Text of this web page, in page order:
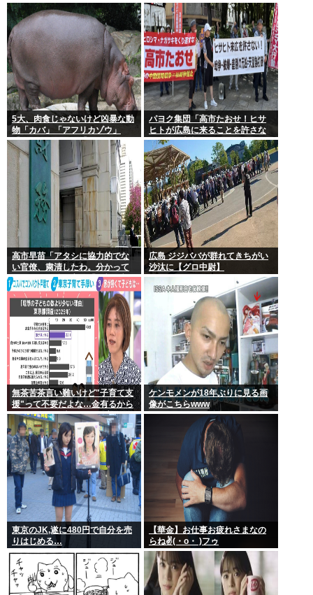
存在する理由 えずオ●ニーしてきた
5大、肉食じゃないけど凶暴な動
物「カバ」「アフリカゾウ」
「バッファロー」「コーカサス
オオカブト」
パヨク集団「高市たおせ！ヒサ
ヒトが広島に来ることを許さな
い！天皇制打倒！」
高市早苗「アタシに協力的でな
い官僚、粛清したわ。分かって
るわね？」他の官僚「(ブルブ
ル)」
広島 ジジババが群れてきちがい
沙汰に【グロ中尉】
無茶苦茶言い難いけど"子育て支
援"って不要だよな…金有るから
子供作ってる癖に更に政府から
たんまり金貰う屑だよ
ケンモメンが18年ぶりに見る画
像がこちらwww
東京のJK,遂に480円で自分を売
りはじめる…
【華金】お仕事お疲れさまなの
らね✌(・o・ )フゥ